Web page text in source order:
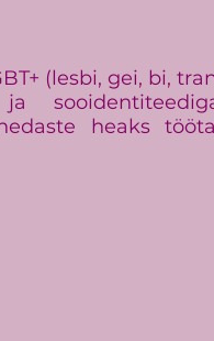
(lesbi, gei, bi,
heaks